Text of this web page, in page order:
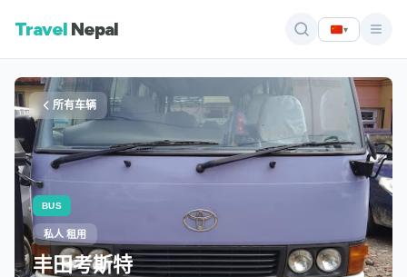
Travel Nepal ▾
所有车辆
BUS
私人 租用
丰田考斯特